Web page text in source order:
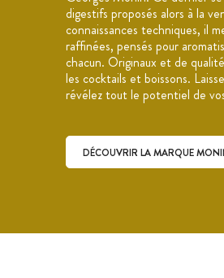
endroit
Fabriqué
Marque :
digestifs proposés alors à la
connaissances techniques, il
raffinées, pensés pour
chacun. Originaux et de
les cocktails et boissons.
révélez tout le potentiel de
DÉCOUVRIR LA MARQUE